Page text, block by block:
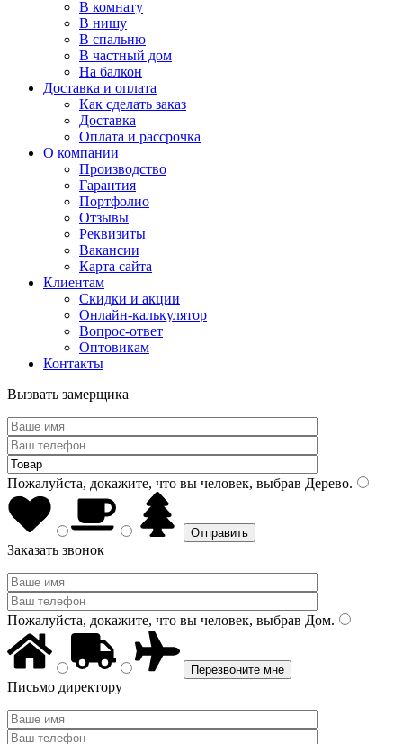
В комнату
В нишу
В спальню
В частный дом
На балкон
Доставка и оплата
Как сделать заказ
Доставка
Оплата и рассрочка
О компании
Производство
Гарантия
Портфолио
Отзывы
Реквизиты
Вакансии
Карта сайта
Клиентам
Скидки и акции
Онлайн-калькулятор
Вопрос-ответ
Оптовикам
Контакты
Вызвать замерщика
Пожалуйста, докажите, что вы человек, выбрав Дерево.
Заказать звонок
Пожалуйста, докажите, что вы человек, выбрав Дом.
Письмо директору